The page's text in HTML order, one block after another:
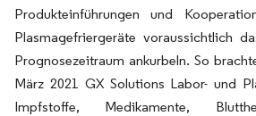
Produkteinführungen und
Plasmagefriergeräte voraussichtlich
Prognosezeitraum ankurbeln. So
März 2021 GX Solutions Labor- und
Impfstoffe, Medikamente,